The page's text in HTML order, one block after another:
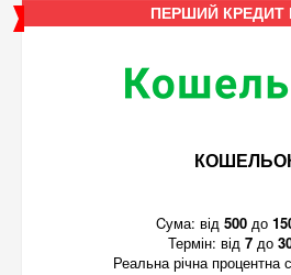
ПЕРШИЙ КРЕДИТ
Cума: від 500 до
Термін: від 7до
Реальна річна процентна